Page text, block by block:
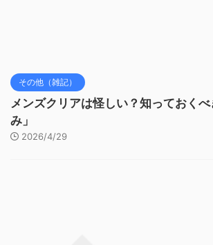
その他（雑記）
メンズクリアは怪しい？知っておく
み」
2026/4/29